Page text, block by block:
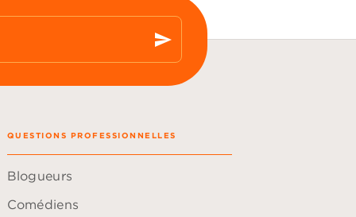
send
QUESTIONS PROFESSIONNELLES
Blogueurs
Comédiens